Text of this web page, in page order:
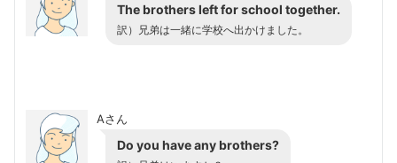
The brothers left for school together.
訳）兄弟は一緒に学校へ出かけました。
Aさん
Do you have any brothers?